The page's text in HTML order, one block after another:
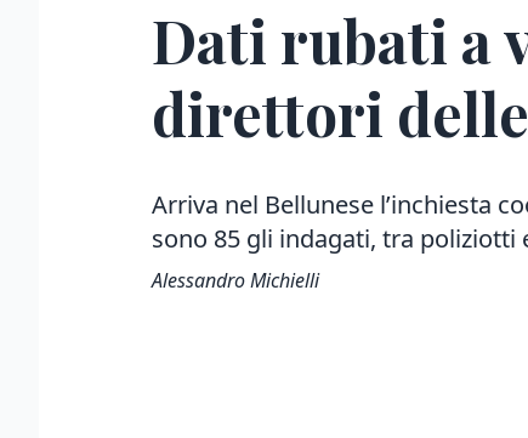
Dati rubati a
direttori delle
Arriva nel Bellunese l’inchiesta
sono 85 gli indagati, tra poliziotti
Alessandro Michielli